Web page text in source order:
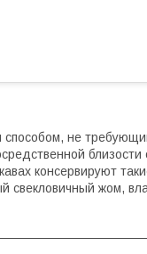
способом, не
близости
консервируют
свекловичный жом,